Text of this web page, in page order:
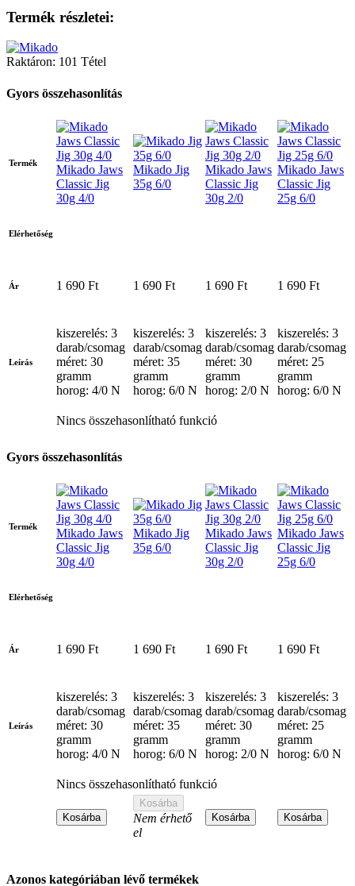
Termék részletei:
Raktáron: 101 Tétel
Gyors összehasonlítás
Termék
Mikado Jaws
Classic Jig
30g 4/0
Mikado Jig
35g 6/0
Mikado Jaws
Classic Jig
30g 2/0
Mikado Jaws
Classic Jig
25g 6/0
Elérhetőség
Ár 1 690 Ft 1 690 Ft 1 690 Ft 1 690 Ft
Leírás
kiszerelés: 3
darab/csomag
méret: 30
gramm
horog: 4/0 N
kiszerelés: 3
darab/csomag
méret: 35
gramm
horog: 6/0 N
kiszerelés: 3
darab/csomag
méret: 30
gramm
horog: 2/0 N
kiszerelés: 3
darab/csomag
méret: 25
gramm
horog: 6/0 N
Nincs összehasonlítható funkció
Gyors összehasonlítás
Termék
Mikado Jaws
Classic Jig
30g 4/0
Mikado Jig
35g 6/0
Mikado Jaws
Classic Jig
30g 2/0
Mikado Jaws
Classic Jig
25g 6/0
Elérhetőség
Ár 1 690 Ft 1 690 Ft 1 690 Ft 1 690 Ft
Leírás
kiszerelés: 3
darab/csomag
méret: 30
gramm
horog: 4/0 N
kiszerelés: 3
darab/csomag
méret: 35
gramm
horog: 6/0 N
kiszerelés: 3
darab/csomag
méret: 30
gramm
horog: 2/0 N
kiszerelés: 3
darab/csomag
méret: 25
gramm
horog: 6/0 N
Nincs összehasonlítható funkció
Kosárba
Kosárba
Nem érhető
el
Kosárba Kosárba
Azonos kategóriában lévő termékek